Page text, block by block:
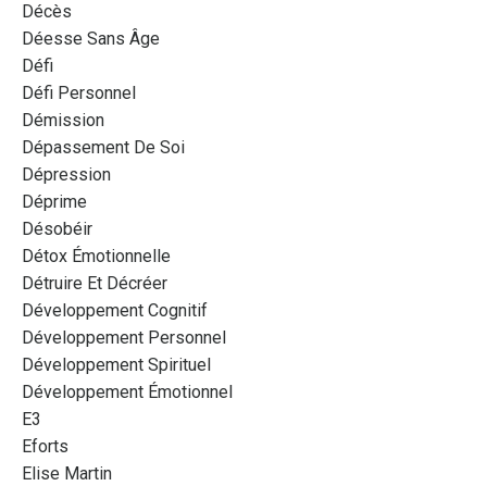
Décès
Déesse Sans Âge
Défi
Défi Personnel
Démission
Dépassement De Soi
Dépression
Déprime
Désobéir
Détox Émotionnelle
Détruire Et Décréer
Développement Cognitif
Développement Personnel
Développement Spirituel
Développement Émotionnel
E3
Eforts
Elise Martin